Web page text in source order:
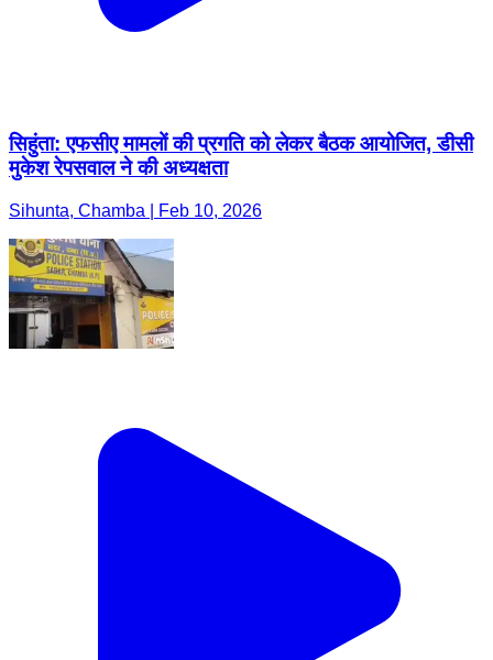
सिहुंता: एफसीए मामलों की प्रगति को लेकर बैठक आयोजित, डीसी
मुकेश रेपसवाल ने की अध्यक्षता
Sihunta, Chamba | Feb 10, 2026